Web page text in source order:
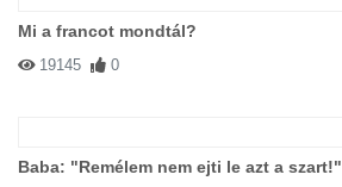
Mi a francot mondtál?
19145 0
Baba: "Remélem nem ejti le azt a szart!"